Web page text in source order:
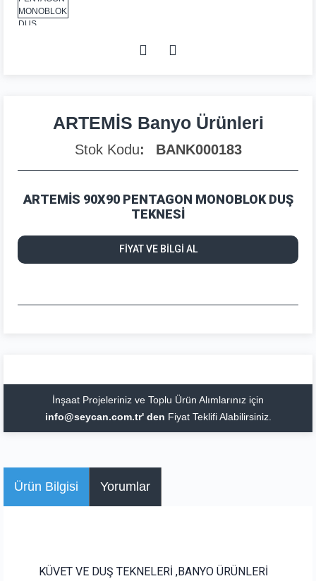
ARTEMİS Banyo Ürünleri
Stok Kodu BANK000183
ARTEMİS 90X90 PENTAGON MONOBLOK DUŞ
TEKNESİ
FİYAT VE BİLGİ AL
İnşaat Projeleriniz ve Toplu Ürün Alımlarınız için
info@seycan.com.tr' den Fiyat Teklifi Alabilirsiniz.
Ürün Bilgisi Yorumlar
KÜVET VE DUŞ TEKNELERİ ,BANYO ÜRÜNLERİ